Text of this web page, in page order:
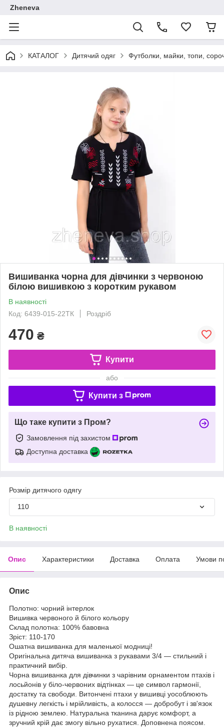
Zheneva
КАТАЛОГ Дитячий одяг Футболки, майки, топи,
Вишиванка чорна для дівчинки з червоною
білою вишивкою з коротким рукавом
В наявності
Код: 6439-015-22ТК
Роздріб
470 ₴
Купити
або
Купити з
Що таке купити з Пром?
Замовлення під захистом
Доступна доставка
Розмір дитячого одягу
110
В наявності
Опис Характеристики Доставка Оплата Умови
Опис
Полотно: чорний інтерлок
Вишивка червоного й білого кольору
Склад полотна: 100% бавовна
Зріст: 110-170
Ошатна вишиванка для маленької модниці!
Оригінальна дитяча вишиванка з рукавами 3/4 — стильний і
практичний вибір.
Чорна вишиванка для дівчинки з чарівним орнаментом птахів і
лосьйонів у біло-червоних відтінках — це символ гармонії,
достатку та свободи. Витончені птахи у вишивці уособлюють
душевну легкість і мрійливість, а колосся — добробут і зв'язок
із рідною землею. Натуральна тканина дарує комфорт, а
зручний крій дає змогу вільно рухатися. Доповнена поясом.